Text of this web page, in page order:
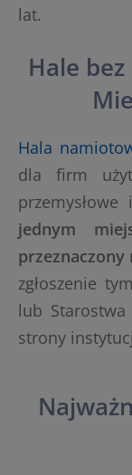
lat.
Hale
Hala
dla firm
jednym
przeznaczony
zgłoszenie
lub
strony